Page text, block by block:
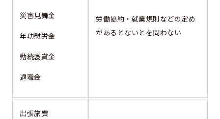
災害見舞金
年功慰労金
勤続褒賞金
退職金
労働協約・就業規則などの定め
があるとないとを問わない
出張旅費